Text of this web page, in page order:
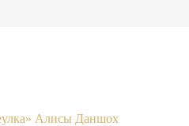
Алисы Даншох